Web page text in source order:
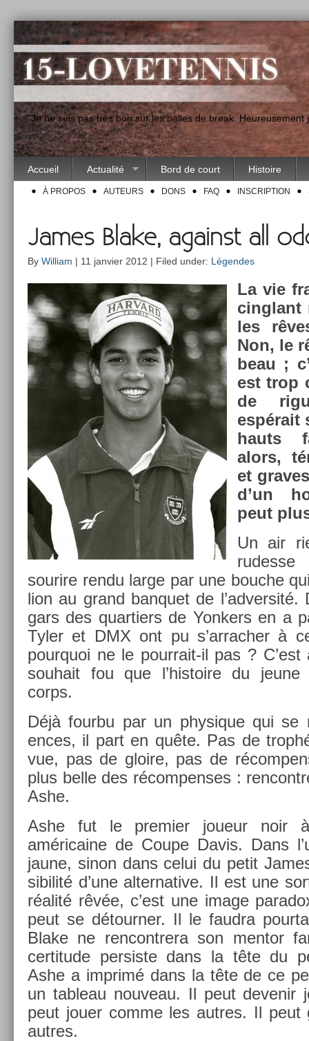
"Je ne suis pas très bon sur les balles de break.
Accueil Actualité Bord de court Histoire
À PROPOS AUTEURS DONS FAQ INSCRIPTION
James Blake, against all
By William | 11 janvier 2012 | Filed under: Légendes
La vie
cinglant
les
Non, le
beau ;
est trop
de
espérait
hauts
alors,
et
d’un
peut
Un air
sourire rendu large par une bouc­he
lion au grand ban­quet de
gars des quar­ti­ers de Yonk­ers en a
Tyler et DMX ont pu s’ar­rach­er à
pour­quoi ne le pourrait-il pas ? C’est
souhait fou que l’his­toire du
corps.
Déjà four­bu par un physique qui
ences, il part en quête. Pas de
vue, pas de gloire, pas de
plus belle des récom­penses :
Ashe.
Ashe fut le pre­mi­er joueur noir à
américaine de Coupe Davis. Dans
jaune, sinon dans celui du petit
sibilité d’une al­ter­native. Il est une
réalité rêvée, c’est une image
peut se détourn­er. Il le faud­ra
Blake ne re­ncontrera son men­tor
cer­titude per­sis­te dans la tête du
Ashe a im­primé dans la tête de ce
un tab­leau nouveau. Il peut de­venir
peut jouer comme les aut­res. Il peut
aut­res.